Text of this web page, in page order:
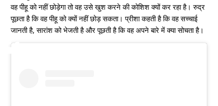
वह पीहू को नहीं छोड़ेगा तो वह उसे खुश करने की कोशिश क्यों कर रहा है। रुद्र
पूछता है कि वह पीहू को क्यों नहीं छोड़ सकता। प्रीशा कहती है कि वह सच्चाई
जानती है, सारांश को भेजती है और पूछती है कि वह अपने बारे में क्या सोचता है।